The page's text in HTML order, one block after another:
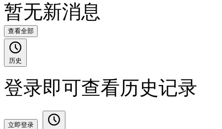
暂无新消息
查看全部
历史
登录即可查看历史记录
立即登录